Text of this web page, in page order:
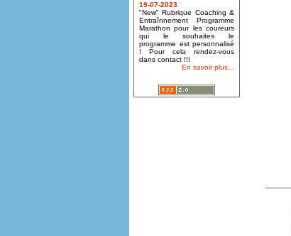
19-07-2023
"New" Rubrique Coaching &
Entraînnement Programme
Marathon pour les coureurs
qui le souhaites le
programme est personnalisé
! Pour cela rendez-vous
dans contact !!!
En savoir plus...